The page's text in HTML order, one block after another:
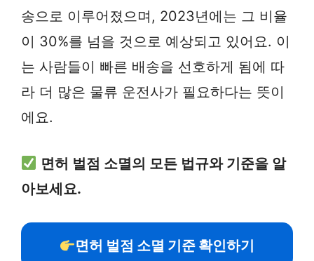
송으로 이루어졌으며, 2023년에는 그 비율
이 30%를 넘을 것으로 예상되고 있어요. 이
는 사람들이 빠른 배송을 선호하게 됨에 따
라 더 많은 물류 운전사가 필요하다는 뜻이
에요.
면허 벌점 소멸의 모든 법규와 기준을 알
아보세요.
면허 벌점 소멸 기준 확인하기